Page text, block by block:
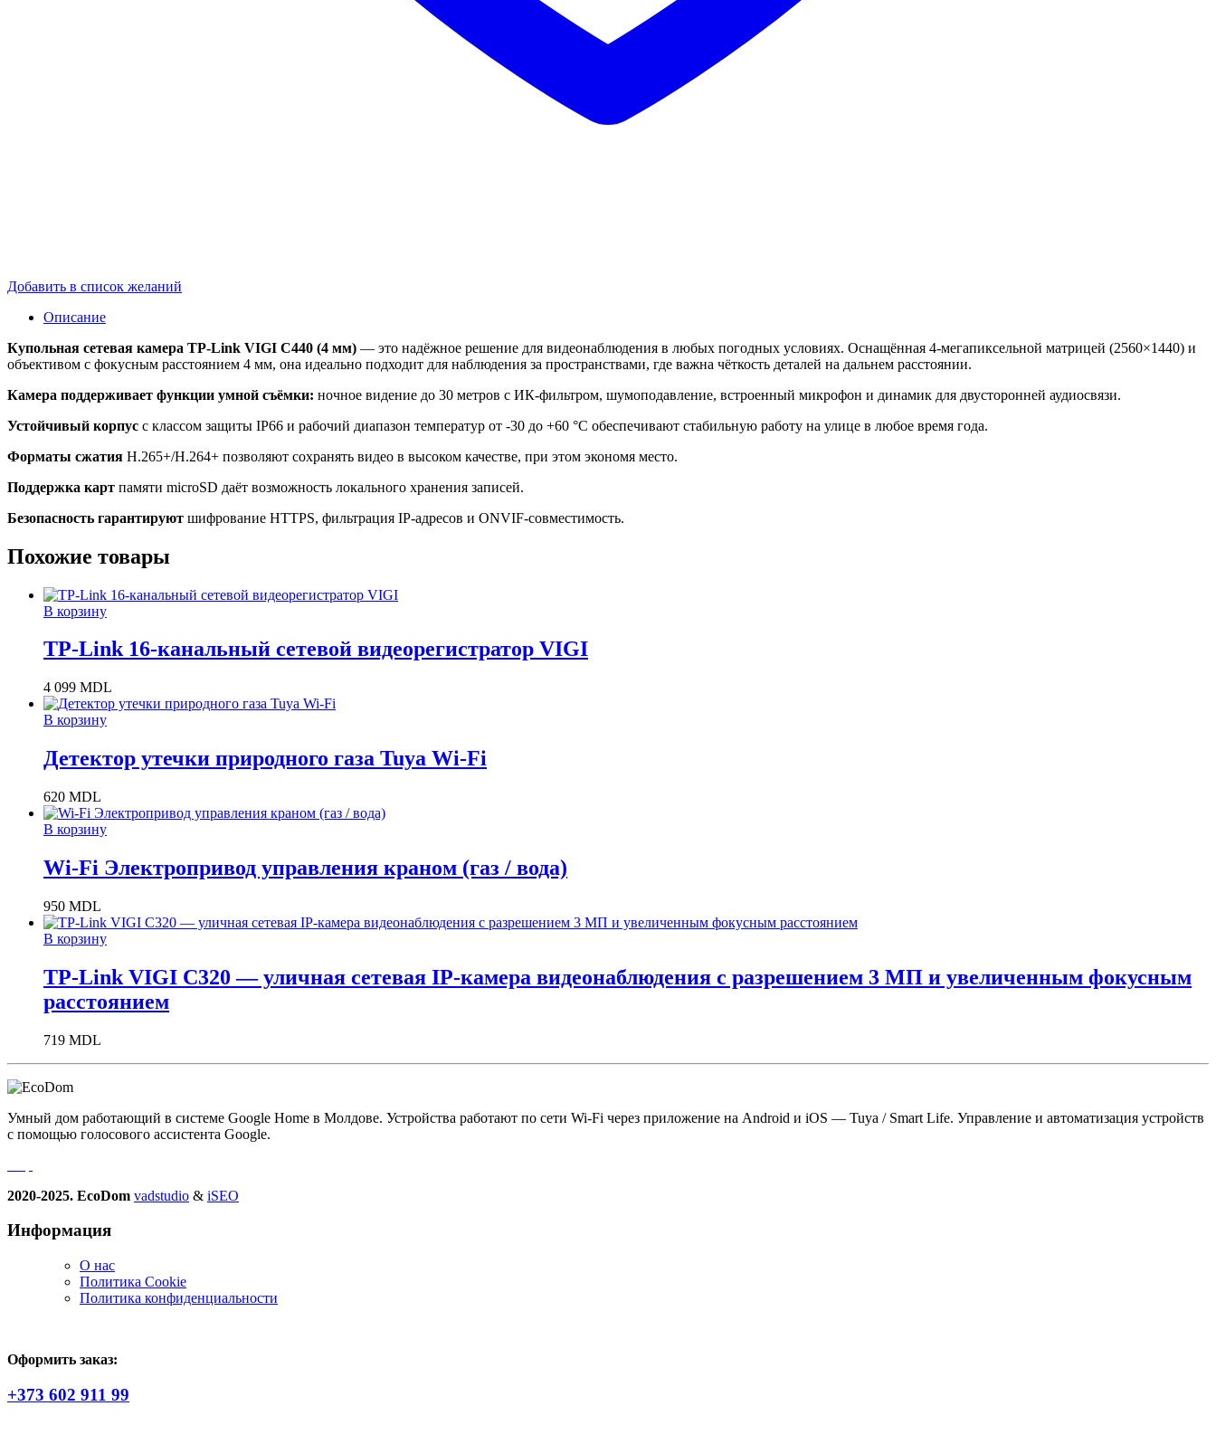
Добавить в список желаний
Описание
Купольная сетевая камера TP-Link VIGI C440 (4 мм) — это надёжное решение для видеонаблюдения в любых погодных условиях. Оснащённая 4-мегапиксельной матрицей (2560×1440) и
объективом с фокусным расстоянием 4 мм, она идеально подходит для наблюдения за пространствами, где важна чёткость деталей на дальнем расстоянии.
Камера поддерживает функции умной съёмки: ночное видение до 30 метров с ИК-фильтром, шумоподавление, встроенный микрофон и динамик для двусторонней аудиосвязи.
Устойчивый корпус с классом защиты IP66 и рабочий диапазон температур от -30 до +60 °C обеспечивают стабильную работу на улице в любое время года.
Форматы сжатия H.265+/H.264+ позволяют сохранять видео в высоком качестве, при этом экономя место.
Поддержка карт памяти microSD даёт возможность локального хранения записей.
Безопасность гарантируют шифрование HTTPS, фильтрация IP-адресов и ONVIF-совместимость.
Похожие товары
В корзину
TP-Link 16-канальный сетевой видеорегистратор VIGI
4 099 MDL
В корзину
Детектор утечки природного газа Tuya Wi-Fi
620 MDL
В корзину
Wi-Fi Электропривод управления краном (газ / вода)
950 MDL
В корзину
TP-Link VIGI C320 — уличная сетевая IP-камера видеонаблюдения с разрешением 3 МП и увеличенным фокусным
расстоянием
719 MDL
Умный дом работающий в системе Google Home в Молдове. Устройства работают по сети Wi-Fi через приложение на Android и iOS — Tuya / Smart Life. Управление и автоматизация устройств
с помощью голосового ассистента Google.
2020-2025. EcoDom vadstudio & iSEO
Информация
О нас
Политика Сookie
Политика конфиденциальности
Оформить заказ:
+373 602 911 99